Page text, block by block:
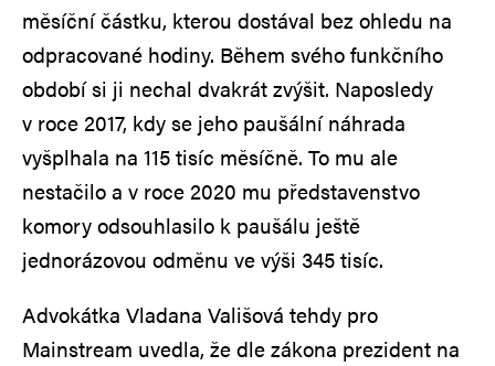
měsíční částku, kterou dostával bez ohledu na
odpracované hodiny. Během svého funkčního
období si ji nechal dvakrát zvýšit. Naposledy
v roce 2017, kdy se jeho paušální náhrada
vyšplhala na 115 tisíc měsíčně. To mu ale
nestačilo a v roce 2020 mu představenstvo
komory odsouhlasilo k paušálu ještě
jednorázovou odměnu ve výši 345 tisíc.
Advokátka Vladana Vališová tehdy pro
Mainstream uvedla, že dle zákona prezident na